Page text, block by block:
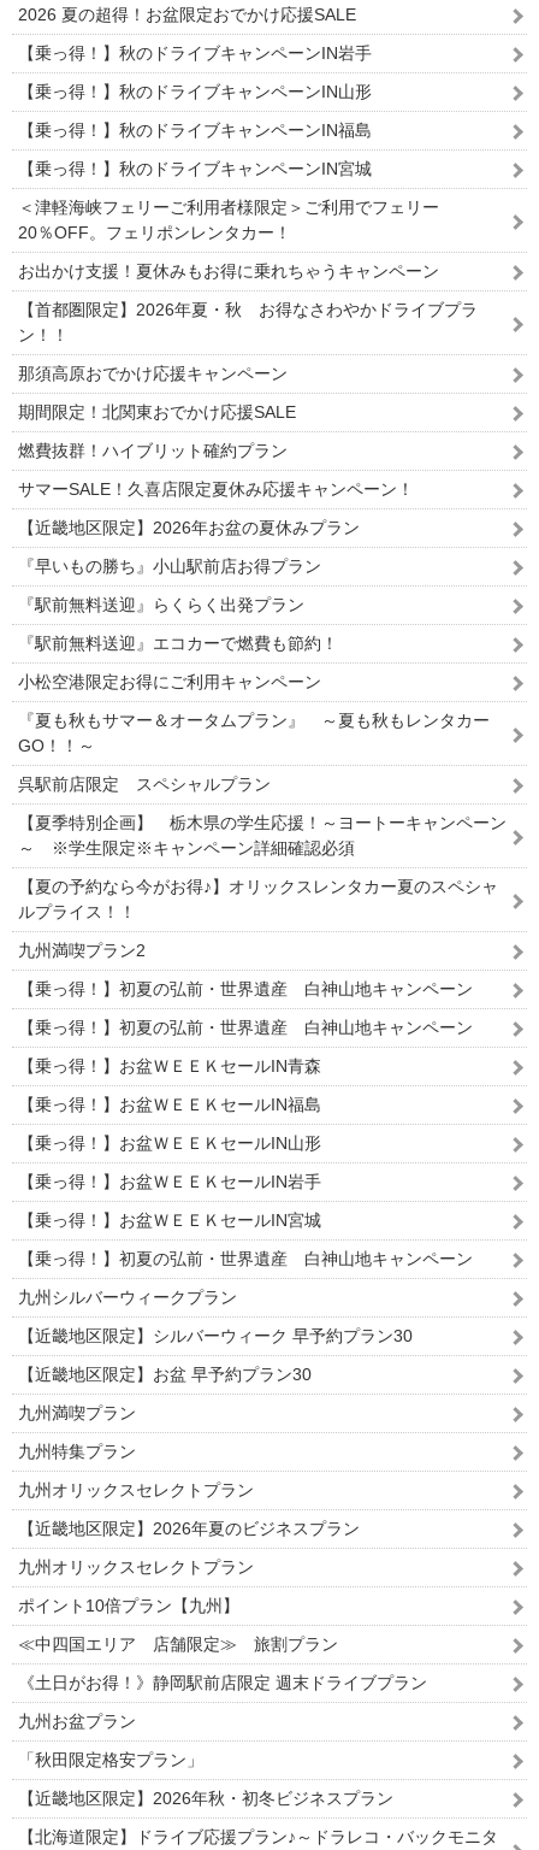
2026 夏の超得！お盆限定おでかけ応援SALE
【乗っ得！】秋のドライブキャンペーンIN岩手
【乗っ得！】秋のドライブキャンペーンIN山形
【乗っ得！】秋のドライブキャンペーンIN福島
【乗っ得！】秋のドライブキャンペーンIN宮城
＜津軽海峡フェリーご利用者様限定＞ご利用でフェリー
20％OFF。フェリポンレンタカー！
お出かけ支援！夏休みもお得に乗れちゃうキャンペーン
【首都圏限定】2026年夏・秋 お得なさわやかドライブプラ
ン！！
那須高原おでかけ応援キャンペーン
期間限定！北関東おでかけ応援SALE
燃費抜群！ハイブリット確約プラン
サマーSALE！久喜店限定夏休み応援キャンペーン！
【近畿地区限定】2026年お盆の夏休みプラン
『早いもの勝ち』小山駅前店お得プラン
『駅前無料送迎』らくらく出発プラン
『駅前無料送迎』エコカーで燃費も節約！
小松空港限定お得にご利用キャンペーン
『夏も秋もサマー＆オータムプラン』 ～夏も秋もレンタカー
GO！！～
呉駅前店限定 スペシャルプラン
【夏季特別企画】 栃木県の学生応援！～ヨートーキャンペーン
～ ※学生限定※キャンペーン詳細確認必須
【夏の予約なら今がお得♪】オリックスレンタカー夏のスペシャ
ルプライス！！
九州満喫プラン2
【乗っ得！】初夏の弘前・世界遺産 白神山地キャンペーン
【乗っ得！】初夏の弘前・世界遺産 白神山地キャンペーン
【乗っ得！】お盆ＷＥＥＫセールIN青森
【乗っ得！】お盆ＷＥＥＫセールIN福島
【乗っ得！】お盆ＷＥＥＫセールIN山形
【乗っ得！】お盆ＷＥＥＫセールIN岩手
【乗っ得！】お盆ＷＥＥＫセールIN宮城
【乗っ得！】初夏の弘前・世界遺産 白神山地キャンペーン
九州シルバーウィークプラン
【近畿地区限定】シルバーウィーク 早予約プラン30
【近畿地区限定】お盆 早予約プラン30
九州満喫プラン
九州特集プラン
九州オリックスセレクトプラン
【近畿地区限定】2026年夏のビジネスプラン
九州オリックスセレクトプラン
ポイント10倍プラン【九州】
≪中四国エリア 店舗限定≫ 旅割プラン
《土日がお得！》静岡駅前店限定 週末ドライブプラン
九州お盆プラン
「秋田限定格安プラン」
【近畿地区限定】2026年秋・初冬ビジネスプラン
【北海道限定】ドライブ応援プラン♪～ドラレコ・バックモニタ